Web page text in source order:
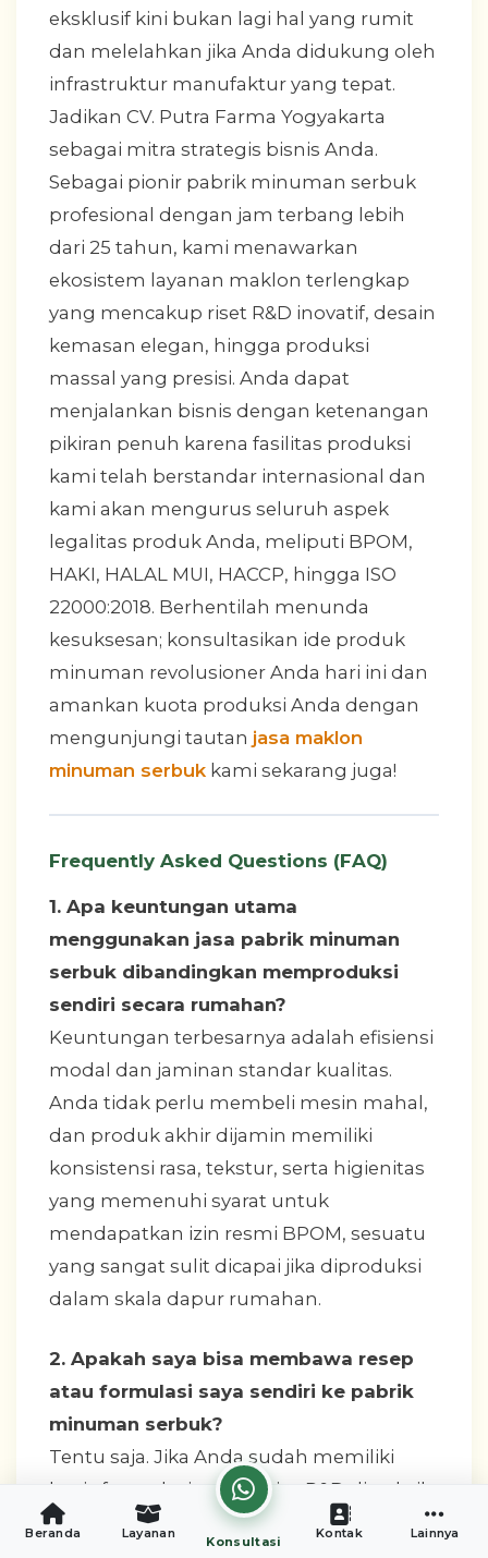
eksklusif kini bukan lagi hal yang rumit
dan melelahkan jika Anda didukung oleh
infrastruktur manufaktur yang tepat.
Jadikan CV. Putra Farma Yogyakarta
sebagai mitra strategis bisnis Anda.
Sebagai pionir pabrik minuman serbuk
profesional dengan jam terbang lebih
dari 25 tahun, kami menawarkan
ekosistem layanan maklon terlengkap
yang mencakup riset R&D inovatif, desain
kemasan elegan, hingga produksi
massal yang presisi. Anda dapat
menjalankan bisnis dengan ketenangan
pikiran penuh karena fasilitas produksi
kami telah berstandar internasional dan
kami akan mengurus seluruh aspek
legalitas produk Anda, meliputi BPOM,
HAKI, HALAL MUI, HACCP, hingga ISO
22000:2018. Berhentilah menunda
kesuksesan; konsultasikan ide produk
minuman revolusioner Anda hari ini dan
amankan kuota produksi Anda dengan
mengunjungi tautan jasa maklon
minuman serbuk kami sekarang juga!
Frequently Asked Questions (FAQ)
1. Apa keuntungan utama
menggunakan jasa pabrik minuman
serbuk dibandingkan memproduksi
sendiri secara rumahan?
Keuntungan terbesarnya adalah efisiensi
modal dan jaminan standar kualitas.
Anda tidak perlu membeli mesin mahal,
dan produk akhir dijamin memiliki
konsistensi rasa, tekstur, serta higienitas
yang memenuhi syarat untuk
mendapatkan izin resmi BPOM, sesuatu
yang sangat sulit dicapai jika diproduksi
dalam skala dapur rumahan.
2. Apakah saya bisa membawa resep
atau formulasi saya sendiri ke pabrik
minuman serbuk?
Tentu saja. Jika Anda sudah memiliki
basis formulasi sendiri, tim R&D di pabrik
minuman serbuk akan membantu
Beranda Layanan
Konsultasi
Kontak Lainnya